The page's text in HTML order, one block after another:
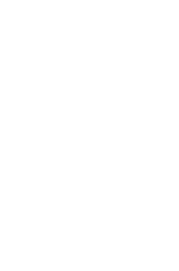
helg som rymde
sjukdom, i den gemensamma
där inget behövde förklaras. Där
början på något som lever kvar